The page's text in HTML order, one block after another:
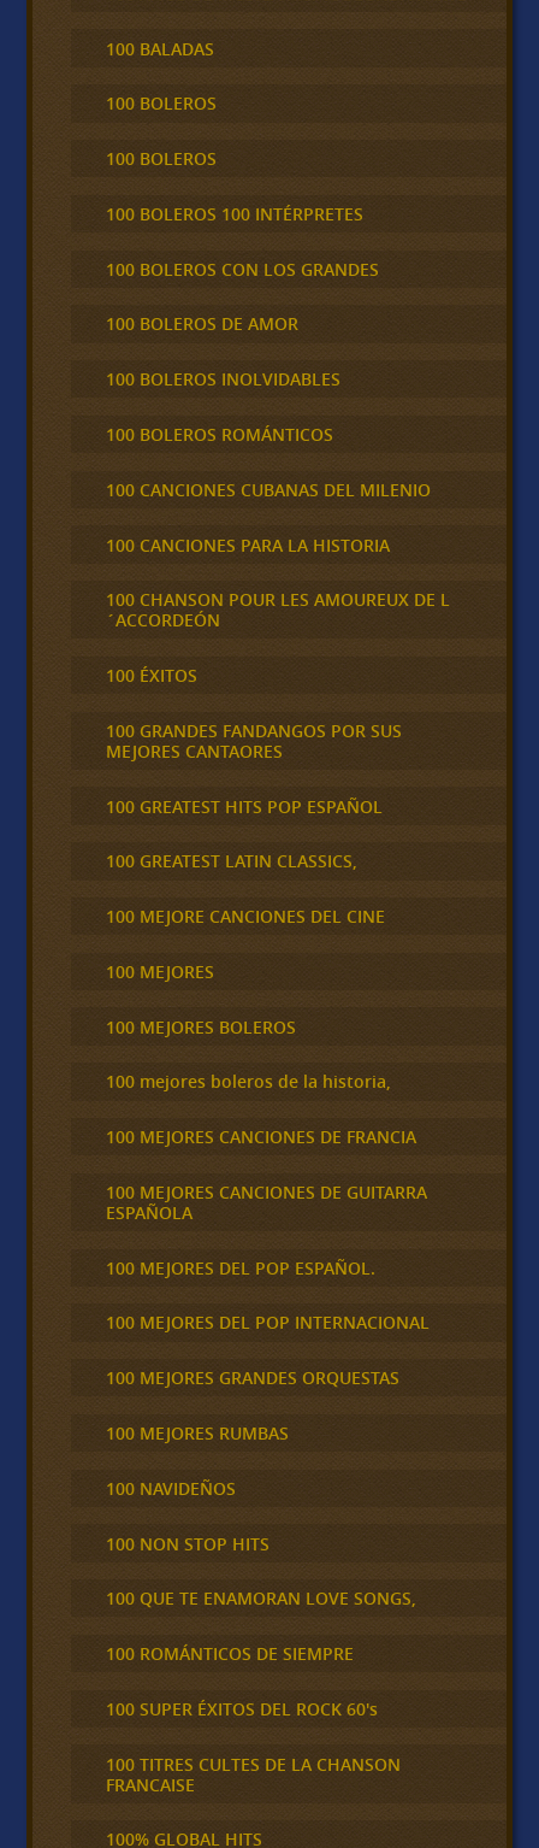
100 BALADAS
100 BOLEROS
100 BOLEROS
100 BOLEROS 100 INTÉRPRETES
100 BOLEROS CON LOS GRANDES
100 BOLEROS DE AMOR
100 BOLEROS INOLVIDABLES
100 BOLEROS ROMÁNTICOS
100 CANCIONES CUBANAS DEL MILENIO
100 CANCIONES PARA LA HISTORIA
100 CHANSON POUR LES AMOUREUX DE L
´ACCORDEÓN
100 ÉXITOS
100 GRANDES FANDANGOS POR SUS
MEJORES CANTAORES
100 GREATEST HITS POP ESPAÑOL
100 GREATEST LATIN CLASSICS,
100 MEJORE CANCIONES DEL CINE
100 MEJORES
100 MEJORES BOLEROS
100 mejores boleros de la historia,
100 MEJORES CANCIONES DE FRANCIA
100 MEJORES CANCIONES DE GUITARRA
ESPAÑOLA
100 MEJORES DEL POP ESPAÑOL.
100 MEJORES DEL POP INTERNACIONAL
100 MEJORES GRANDES ORQUESTAS
100 MEJORES RUMBAS
100 NAVIDEÑOS
100 NON STOP HITS
100 QUE TE ENAMORAN LOVE SONGS,
100 ROMÁNTICOS DE SIEMPRE
100 SUPER ÉXITOS DEL ROCK 60's
100 TITRES CULTES DE LA CHANSON
FRANCAISE
100% GLOBAL HITS